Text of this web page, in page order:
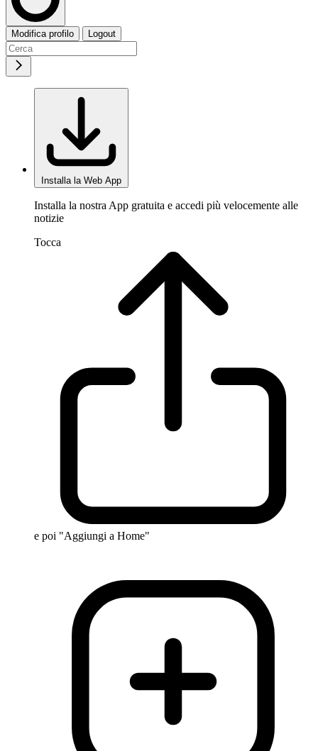
Modifica profilo Logout
Installa la Web App
Installa la nostra App gratuita e accedi più velocemente alle
notizie
Tocca
e poi "Aggiungi a Home"